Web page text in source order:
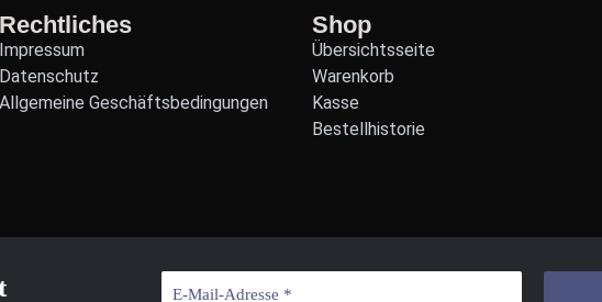
Rechtliches
Impressum
Datenschutz
Allgemeine Geschäftsbedingungen
Shop
Übersichtsseite
Warenkorb
Kasse
Bestellhistorie